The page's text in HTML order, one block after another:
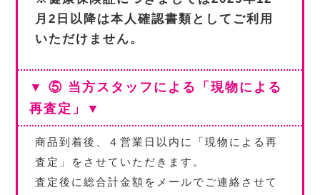
月2日以降は本人確認書類としてご利用
いただけません。
▼ ⑤ 当方スタッフによる「現物による
再査定」▼
商品到着後、４営業日以内に「現物による再
査定」をさせていただきます。
査定後に総合計金額をメールでご連絡させて